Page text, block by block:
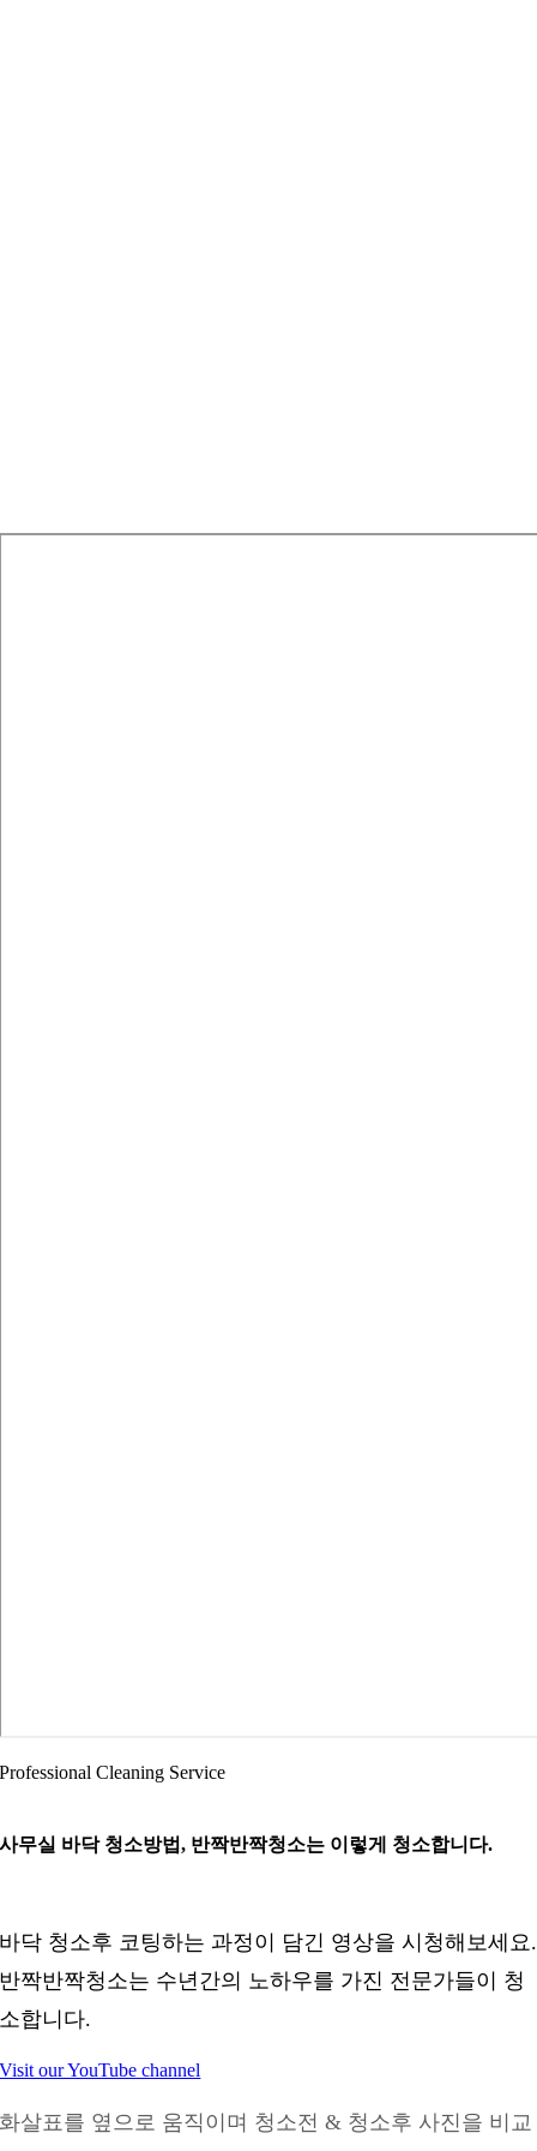
Professional Cleaning Service
사무실 바닥 청소방법, 반짝반짝청소는 이렇게 청소합니다.
바닥 청소후 코팅하는 과정이 담긴 영상을 시청해보세요.
반짝반짝청소는 수년간의 노하우를 가진 전문가들이 청
소합니다.
Visit our YouTube channel
화살표를 옆으로 움직이며 청소전 & 청소후 사진을 비교